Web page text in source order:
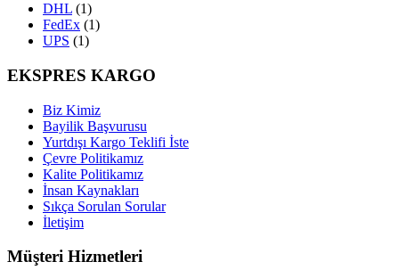
DHL (1)
FedEx (1)
UPS (1)
EKSPRES KARGO
Biz Kimiz
Bayilik Başvurusu
Yurtdışı Kargo Teklifi İste
Çevre Politikamız
Kalite Politikamız
İnsan Kaynakları
Sıkça Sorulan Sorular
İletişim
Müşteri Hizmetleri